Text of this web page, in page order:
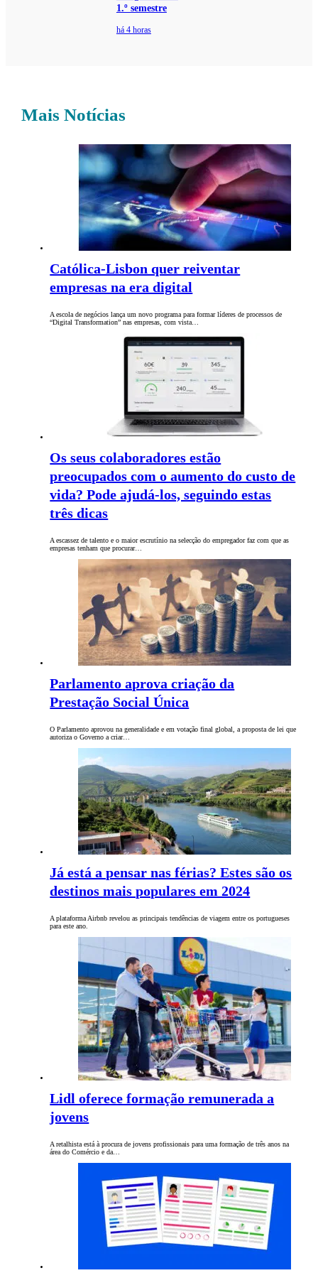
1.º semestre
há 4 horas
Mais Notícias
Católica-Lisbon quer reiventar
empresas na era digital
A escola de negócios lança um novo programa para formar líderes de processos de
“Digital Transformation” nas empresas, com vista…
Os seus colaboradores estão
preocupados com o aumento do custo de
vida? Pode ajudá-los, seguindo estas
três dicas
A escassez de talento e o maior escrutínio na selecção do empregador faz com que as
empresas tenham que procurar…
Parlamento aprova criação da
Prestação Social Única
O Parlamento aprovou na generalidade e em votação final global, a proposta de lei que
autoriza o Governo a criar…
Já está a pensar nas férias? Estes são os
destinos mais populares em 2024
A plataforma Airbnb revelou as principais tendências de viagem entre os portugueses
para este ano.
Lidl oferece formação remunerada a
jovens
A retalhista está à procura de jovens profissionais para uma formação de três anos na
área do Comércio e da…